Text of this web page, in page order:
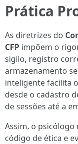
Prática
As diretrizes do
CFP impõem o
sigilo, registro
armazenamento
inteligente facilita
desde o cadastro
de sessões até a
Assim, o
código de ética e